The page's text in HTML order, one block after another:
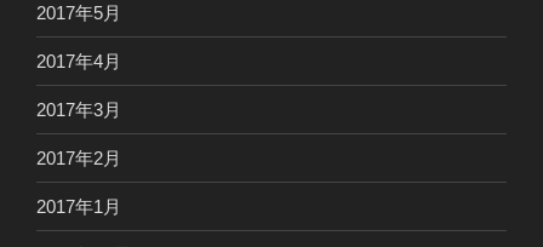
2017年5月
2017年4月
2017年3月
2017年2月
2017年1月